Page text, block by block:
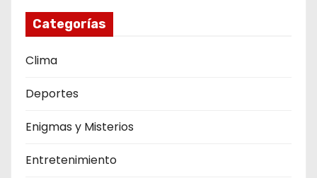
Categorías
Clima
Deportes
Enigmas y Misterios
Entretenimiento